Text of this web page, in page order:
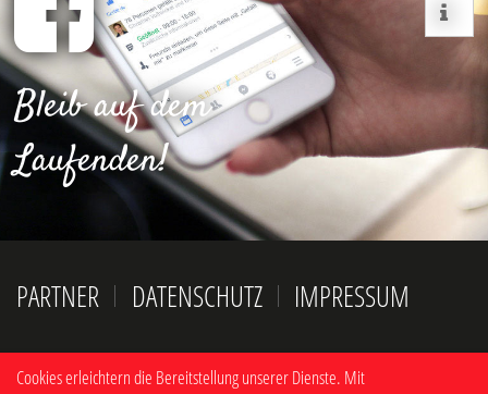
Bleib auf dem
Laufenden!
NAVIGATION
PARTNER DATENSCHUTZ IMPRESSUM
Cookies erleichtern die Bereitstellung unserer Dienste. Mit